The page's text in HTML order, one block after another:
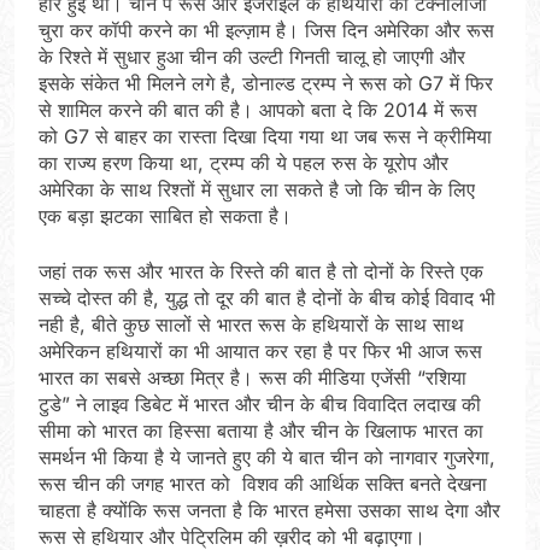
चुरा कर कॉपी करने का भी इल्ज़ाम है। जिस दिन अमेरिका और रूस
के रिश्ते में सुधार हुआ चीन की उल्टी गिनती चालू हो जाएगी और
इसके संकेत भी मिलने लगे है, डोनाल्ड ट्रम्प ने रूस को G7 में फिर
से शामिल करने की बात की है। आपको बता दे कि 2014 में रूस
को G7 से बाहर का रास्ता दिखा दिया गया था जब रूस ने क्रीमिया
का राज्य हरण किया था, ट्रम्प की ये पहल रुस के यूरोप और
अमेरिका के साथ रिश्तों में सुधार ला सकते है जो कि चीन के लिए
एक बड़ा झटका साबित हो सकता है।
जहां तक रूस और भारत के रिस्ते की बात है तो दोनों के रिस्ते एक
सच्चे दोस्त की है, युद्ध तो दूर की बात है दोनों के बीच कोई विवाद भी
नही है, बीते कुछ सालों से भारत रूस के हथियारों के साथ साथ
अमेरिकन हथियारों का भी आयात कर रहा है पर फिर भी आज रूस
भारत का सबसे अच्छा मित्र है। रूस की मीडिया एजेंसी “रशिया
टुडे” ने लाइव डिबेट में भारत और चीन के बीच विवादित लदाख की
सीमा को भारत का हिस्सा बताया है और चीन के खिलाफ भारत का
समर्थन भी किया है ये जानते हुए की ये बात चीन को नागवार गुजरेगा,
रूस चीन की जगह भारत को विशव की आर्थिक सक्ति बनते देखना
चाहता है क्योंकि रूस जनता है कि भारत हमेसा उसका साथ देगा और
रूस से हथियार और पेट्रिलिम की ख़रीद को भी बढ़ाएगा।